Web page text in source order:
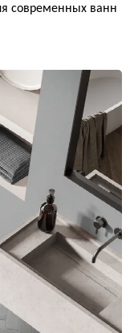
современных ванн